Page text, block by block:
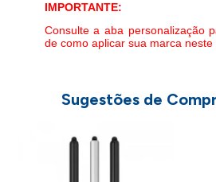
IMPORTANTE:
Consulte a aba personalização
de como aplicar sua marca neste
Sugestões de